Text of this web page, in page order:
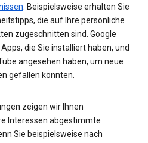
. Beispielsweise erhalten Sie
die auf Ihre persönliche
zugeschnitten sind. Google
die Sie installiert haben, und
angesehen haben, um neue
gefallen könnten.
zeigen wir Ihnen
Interessen abgestimmte
Sie beispielsweise nach